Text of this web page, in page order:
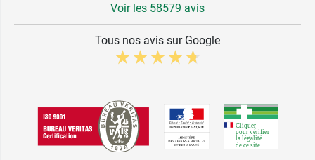
Voir les 58579 avis
Tous nos avis sur Google